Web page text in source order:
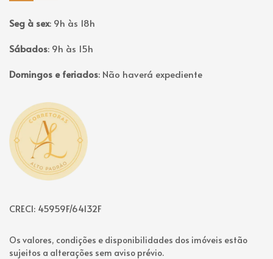
Seg à sex: 9h às 18h
Sábados: 9h às 15h
Domingos e feriados: Não haverá expediente
Página inicial
CRECI: 45959F/64132F
Os valores, condições e disponibilidades dos imóveis estão
sujeitos a alterações sem aviso prévio.